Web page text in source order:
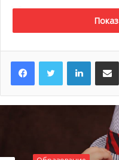
Из истории
основал колледж
заведение княжества.
шагом в развитии
в
Альбера I, который
LinkedIn